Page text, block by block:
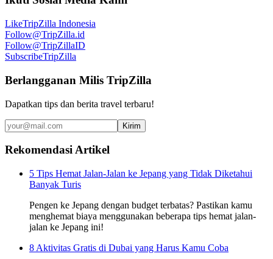
LikeTripZilla Indonesia
Follow@TripZilla.id
Follow@TripZillaID
SubscribeTripZilla
Berlangganan Milis TripZilla
Dapatkan tips dan berita travel terbaru!
Kirim
Rekomendasi Artikel
5 Tips Hemat Jalan-Jalan ke Jepang yang Tidak Diketahui
Banyak Turis
Pengen ke Jepang dengan budget terbatas? Pastikan kamu
menghemat biaya menggunakan beberapa tips hemat jalan-
jalan ke Jepang ini!
8 Aktivitas Gratis di Dubai yang Harus Kamu Coba